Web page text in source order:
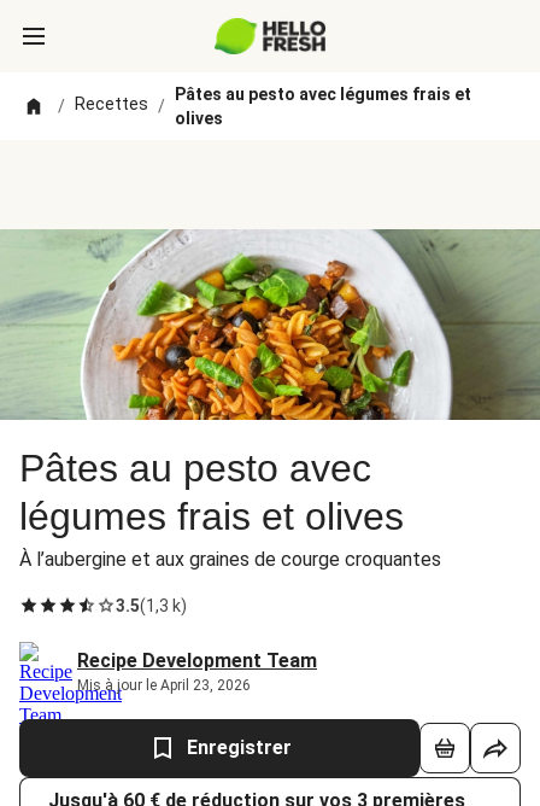
/ Recettes /
Pâtes au pesto avec légumes frais et
olives
Pâtes au pesto avec
légumes frais et olives
À l’aubergine et aux graines de courge croquantes
3.5(1,3 k)
Recipe Development Team
Mis à jour le April 23, 2026
Enregistrer
Jusqu'à 60 € de réduction sur vos 3 premières